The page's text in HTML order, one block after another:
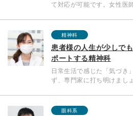
て対応が可能です。女性医
精神科
患者様の人生が少しで
ポートする精神科
日常生活で感じた「気づき
ず、専門家に打ち明けまし
眼科系